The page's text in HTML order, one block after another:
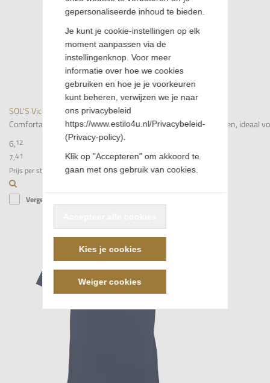
SOL'S Victory - Kelly Green
Comfortabel heren T-shirt met V-hals van semi-combed katoen, ideaal
6,12
7,41
Prijs per stuk
Vergelijk
gepersonaliseerde inhoud te bieden.
Je kunt je cookie-instellingen op elk
moment aanpassen via de
instellingenknop. Voor meer
informatie over hoe we cookies
gebruiken en hoe je je voorkeuren
kunt beheren, verwijzen we je naar
ons privacybeleid
https://www.estilo4u.nl/Privacybeleid-
(Privacy-policy).
Klik op "Accepteren" om akkoord te
gaan met ons gebruik van cookies.
Kies je cookies
Weiger cookies